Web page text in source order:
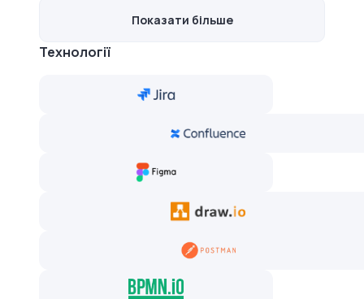
Показати більше
Технології